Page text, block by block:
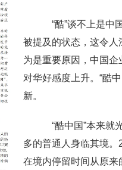
“酷”谈不上是中国
被提及的状态，这令人
为是重要原因，中国
对华好感度上升。“酷
新。
“酷中国”本来就光
多的普通人身临其境
在境内停留时间从原